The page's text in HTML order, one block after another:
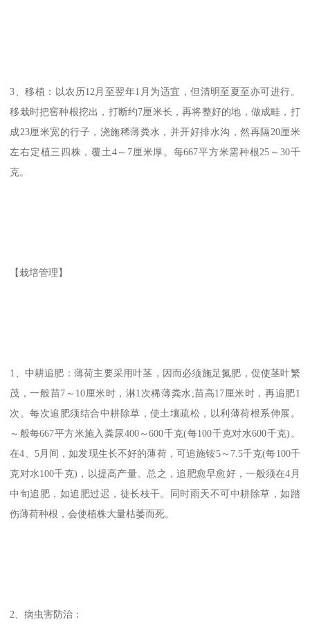
3、移植：以农历12月至翌年1月为适宜，但清明至夏至亦可进行。
移栽时把窖种根挖出，打断约7厘米长，再将整好的地，做成畦，打
成23厘米宽的行子，浇施稀薄粪水，并开好排水沟，然再隔20厘米
左右定植三四株，覆土4～7厘米厚。每667平方米需种根25～30千
克。
【栽培管理】
1、中耕追肥：薄荷主要采用叶茎，因而必须施足氮肥，促使茎叶繁
茂，一般苗7～10厘米时，淋1次稀薄粪水;苗高17厘米时，再追肥1
次。每次追肥须结合中耕除草，使土壤疏松，以利薄荷根系伸展。
～般每667平方米施入粪尿400～600千克(每100千克对水600千克)。
在4、5月间，如发现生长不好的薄荷，可追施铵5～7.5千克(每100千
克对水100千克)，以提高产量。总之，追肥愈早愈好，一般须在4月
中旬追肥，如追肥过迟，徒长枝干。同时雨天不可中耕除草，如踏
伤薄荷种根，会使植株大量枯萎而死。
2、病虫害防治：